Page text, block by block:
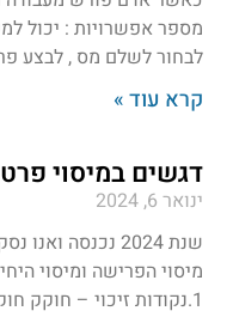
מספר אפשרויות : יכול
לבחור לשלם מס , לבצע
קרא עוד »
דגשים במיסוי פרט
ינואר 6, 2024
שנת 2024 נכנסה
מיסוי הפרישה ומיסוי
1.נקודות זיכוי – חוקק חוק שנותן